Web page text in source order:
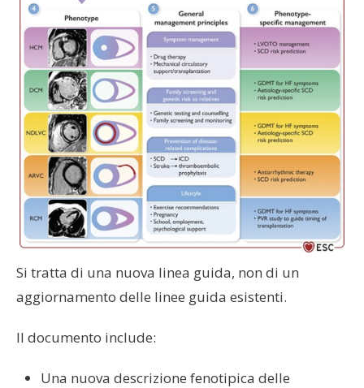
Si tratta di una nuova linea guida, non di un
aggiornamento delle linee guida esistenti.
Il documento include:
Una nuova descrizione fenotipica delle